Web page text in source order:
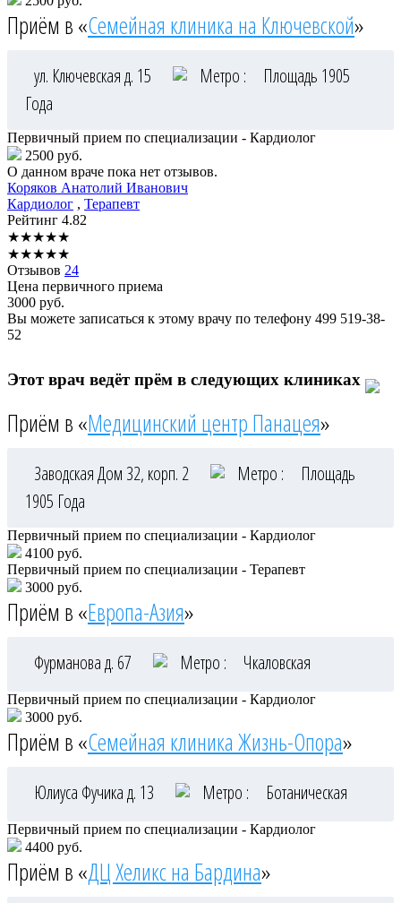
Приём в «Семейная клиника на Ключевской»
ул. Ключевская д. 15 Метро :
Площадь 1905
Года
Первичный прием по специализации - Кардиолог
2500 руб.
О данном враче пока нет отзывов.
Коряков Анатолий Иванович
Кардиолог , Терапевт
Рейтинг 4.82
★★★★★
★★★★★
Отзывов 24
Цена первичного приема
3000 руб.
Вы можете записаться к этому врачу по телефону 499 519-38-
52
Этот врач ведёт прём в следующих клиниках
Приём в «Медицинский центр Панацея»
Заводская Дом 32, корп. 2 Метро :
Площадь
1905 Года
Первичный прием по специализации - Кардиолог
4100 руб.
Первичный прием по специализации - Терапевт
3000 руб.
Приём в «Европа-Азия»
Фурманова д. 67 Метро : Чкаловская
Первичный прием по специализации - Кардиолог
3000 руб.
Приём в «Семейная клиника Жизнь-Опора»
Юлиуса Фучика д. 13 Метро : Ботаническая
Первичный прием по специализации - Кардиолог
4400 руб.
Приём в «ДЦ Хеликс на Бардина»